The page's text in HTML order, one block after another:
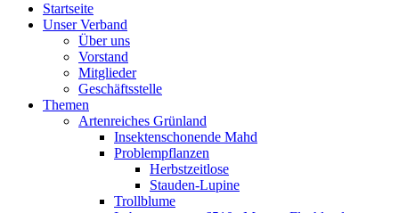
Startseite
Unser Verband
Über uns
Vorstand
Mitglieder
Geschäftsstelle
Themen
Artenreiches Grünland
Insektenschonende Mahd
Problempflanzen
Herbstzeitlose
Stauden-Lupine
Trollblume